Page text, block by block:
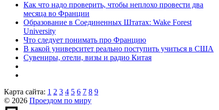
Как что надо проверить, чтобы неплохо провести два
месяца во Франции
Образование в Соединенных Штатах: Wake Forest
University
Что следует понимать про Францию
В какой университет реально поступить учиться в США
Сувениры, отели, визы и радио Китая
Карта сайта: 1 2 3 4 5 6 7 8 9
© 2026 Проездом по миру